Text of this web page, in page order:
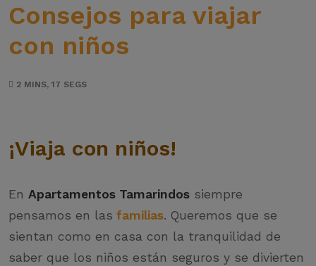
Consejos para viajar
con niños
2 MINS, 17 SEGS
¡Viaja con niños!
En Apartamentos Tamarindos siempre
pensamos en las familias. Queremos que se
sientan como en casa con la tranquilidad de
saber que los niños están seguros y se divierten